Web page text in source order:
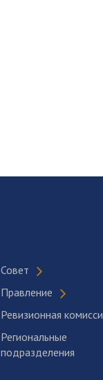
Совет
Правление
Ревизионная
Региональные
подразделения